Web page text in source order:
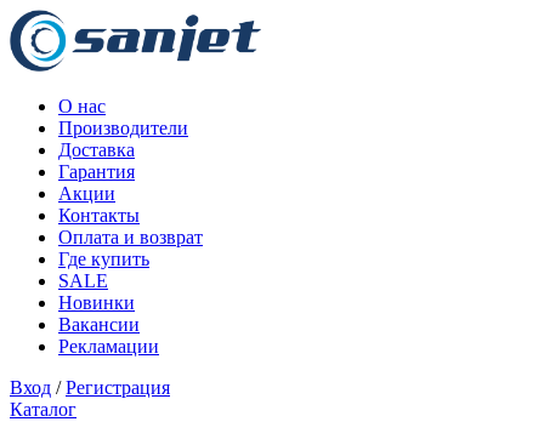
О нас
Производители
Доставка
Гарантия
Акции
Контакты
Оплата и возврат
Где купить
SALE
Новинки
Вакансии
Рекламации
Вход /Регистрация
Каталог